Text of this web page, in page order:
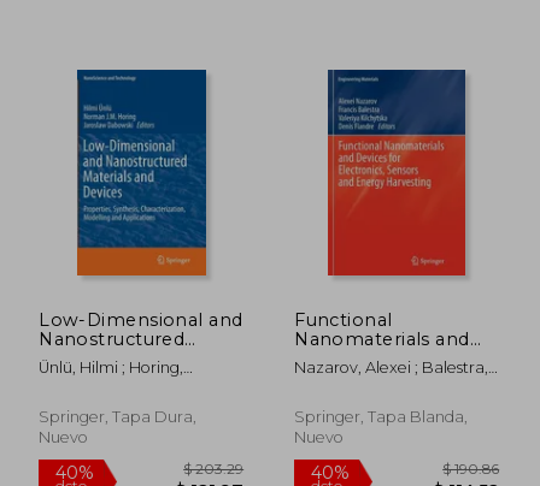
40%
dcto. $ 159.52
40%
dcto.
Low-Dimensional and
Nanostructured
Materials and Devices:
Properties, Synthesis,
Modelling and
Applications (en
Ünlü, Hilmi ; Horing,
Jaroslaw
Springer, Tapa Dura,
Nuevo
Functional
Nanomaterials and
Devices for
Electronics, Sensors
Harvesting (en Inglés)
Nazarov, Alexei ; Balestra,
Valeriya
Springer, Tapa Blanda,
Nuevo